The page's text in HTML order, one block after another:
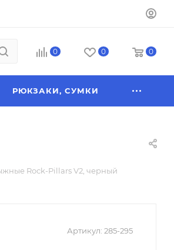
0 0 0
РЮКЗАКИ, СУМКИ
Rock-Pillars V2, черный
Артикул: 285-295